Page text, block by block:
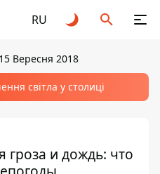
RU
Вересня 2018
світла у столиці
гроза и дождь: что